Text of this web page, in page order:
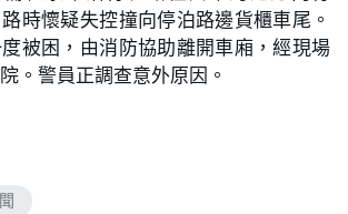
時懷疑失控撞向停泊路邊貨櫃車尾。
被困，由消防協助離開車廂，經現場
。警員正調查意外原因。